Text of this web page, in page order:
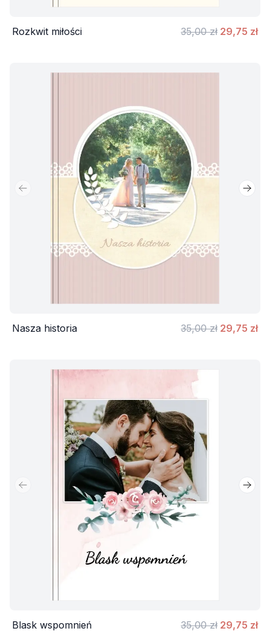
Rozkwit miłości 35,00 zł 29,75 zł
Poprzedni slajd
Nasza historia 35,00 zł 29,75 zł
Poprzedni slajd
Blask wspomnień 35,00 zł 29,75 zł